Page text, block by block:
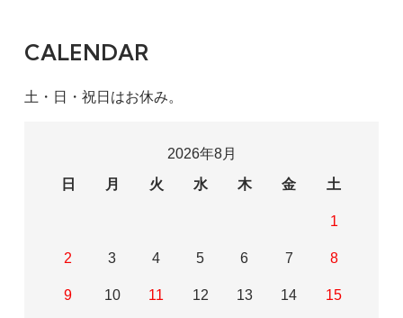
CALENDAR
土・日・祝日はお休み。
2026年8月
日
月 火 水 木 金 土
1
2 3 4 5 6 7 8
9 10 11 12 13 14 15